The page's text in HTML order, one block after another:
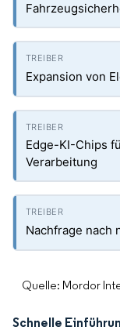
Expansion von
Edge-KI-Chips
Verarbeitung
Nachfrage nach
Quelle: Mordor
Schnelle